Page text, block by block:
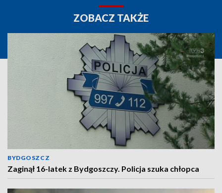
ZOBACZ TAKŻE
BYDGOSZCZ
Zaginął 16-latek z Bydgoszczy. Policja szuka chłopca